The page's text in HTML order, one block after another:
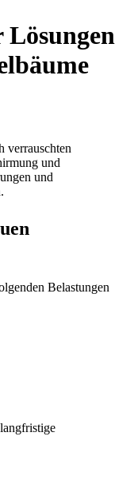
verrauschten
und
und
Belastungen